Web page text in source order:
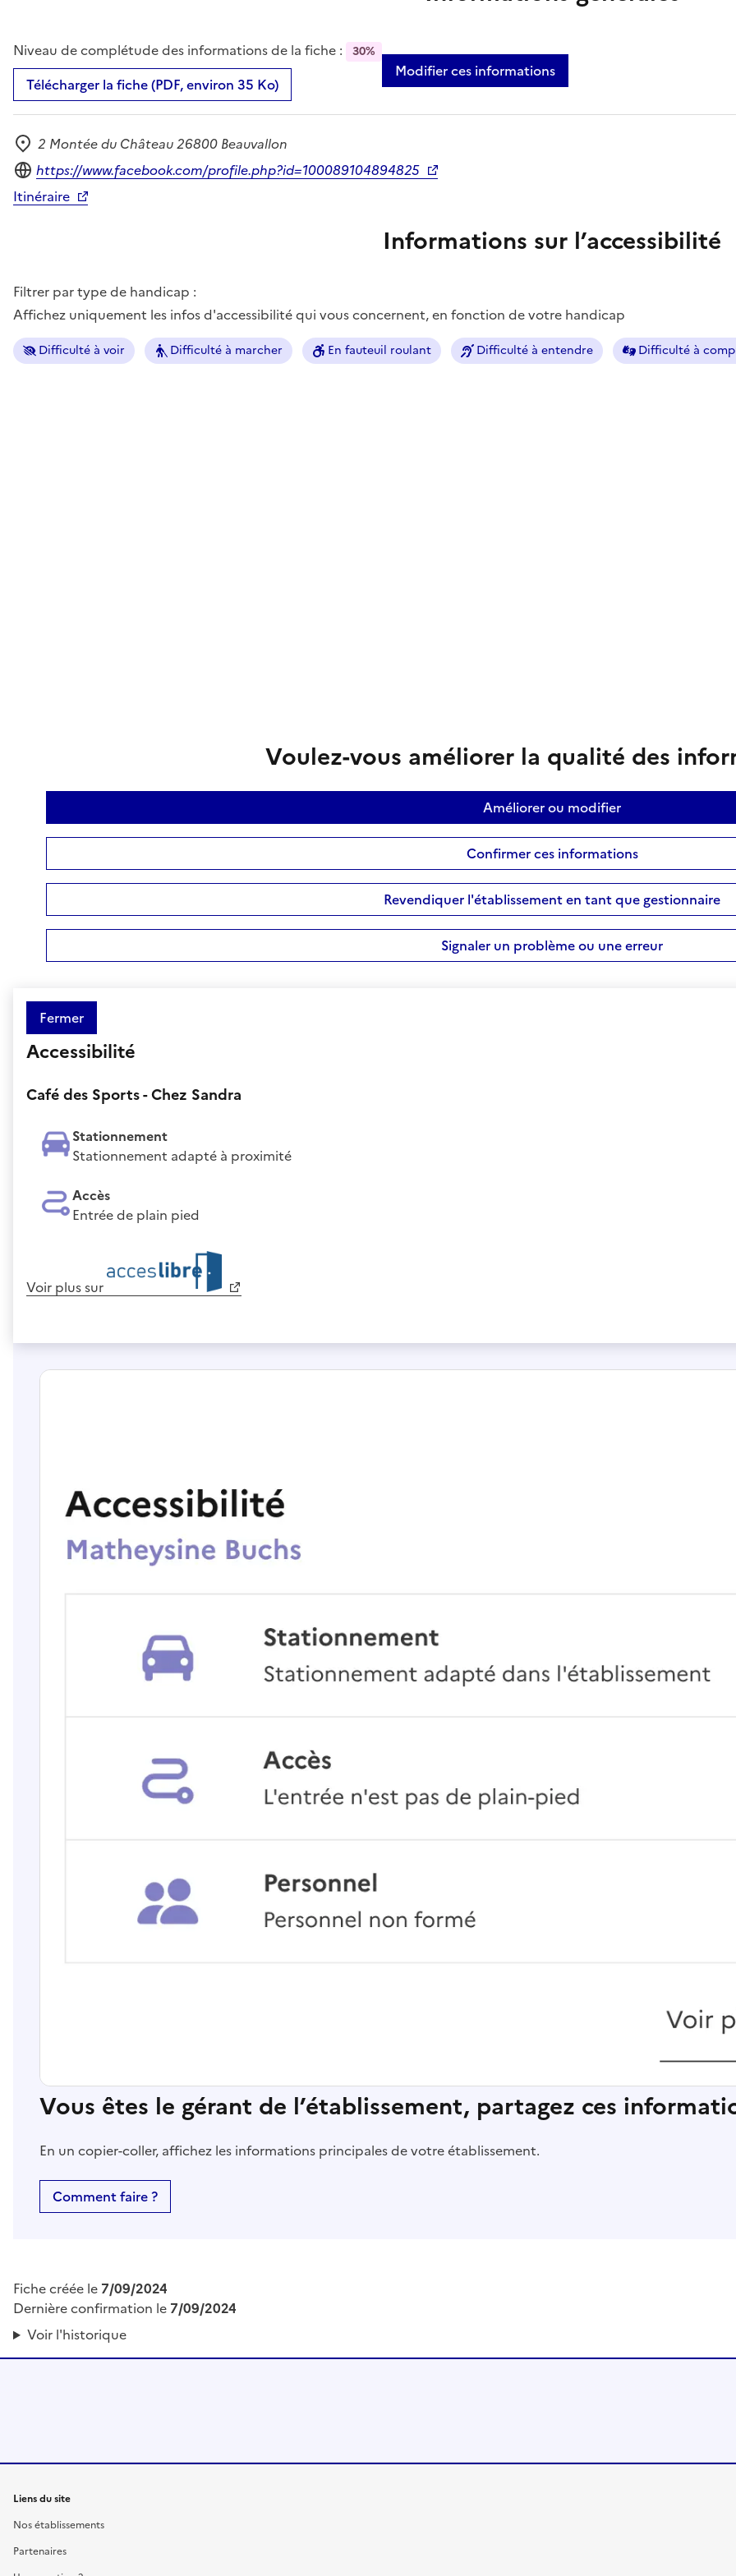
Niveau de complétude des informations de la fiche : 30%
Télécharger la fiche (PDF, environ 35 Ko)
Modifier ces informations
Adresse
2 Montée du Château 26800 Beauvallon
Site internet
https://www.facebook.com/profile.php?id=100089104894825
Itinéraire
Informations sur l’accessibilité
Filtrer par type de handicap :
Affichez uniquement les infos d'accessibilité qui vous concernent, en fonction de votre handicap
Difficulté à voir Difficulté à marcher En fauteuil roulant Difficulté à entendre Difficulté à
Voulez-vous améliorer la qualité des
Améliorer ou modifier
Confirmer ces informations
Revendiquer l'établissement en tant que gestionnaire
Signaler un problème ou une erreur
Fermer
Accessibilité
Café des Sports - Chez Sandra
Stationnement
Stationnement adapté à proximité
Accès
Entrée de plain pied
Voir plus sur
Vous êtes le gérant de l’établissement, partagez ces
En un copier-coller, affichez les informations principales de votre établissement.
Comment faire ?
Fiche créée le 7/09/2024
Dernière confirmation le 7/09/2024
Voir l'historique
Liens du site
Nos établissements
Partenaires